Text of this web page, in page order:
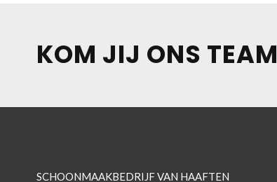
KOM JIJ ONS TEAM
SCHOONMAAKBEDRIJF VAN HAAFTEN